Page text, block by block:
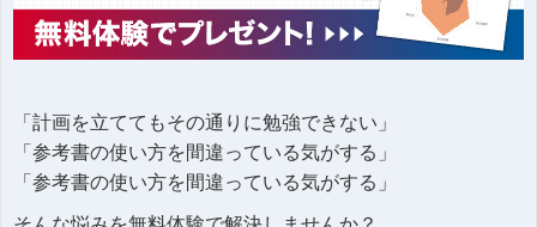
「計画を立ててもその通りに勉強できない」
「参考書の使い方を間違っている気がする」
「参考書の使い方を間違っている気がする」